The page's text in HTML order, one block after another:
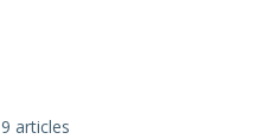
9 articles